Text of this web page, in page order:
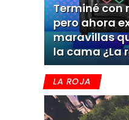
Terminé con
pero ahora
maravillas
la cama ¿La
LA ROJA